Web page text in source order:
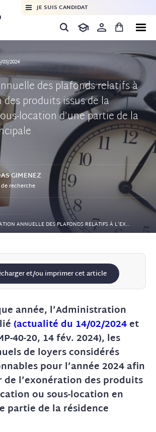
JE SUIS CANDIDAT
03/2024
des plafonds relatifs à
produits issus de la
location d’une partie de la
GIMENEZ
recherche
PUBLICATION ANNUELLE DES PLAFONDS RELATIFS À L’EXONÉRATION DES PRODUITS ISSUS DE LA LOCATION OU SOUS-LOCATION D’UNE PARTIE DE LA RÉSIDENCE PRINCIPALE
Télécharger et/ou imprimer cet article
année, l’Administration
(actualité du 14/02/2024et
40-20, 14 fév. 2024), les
de loyers considérés
pour l’année 2024 afin
l’exonération des produits
ou sous-location en
partie de la résidence